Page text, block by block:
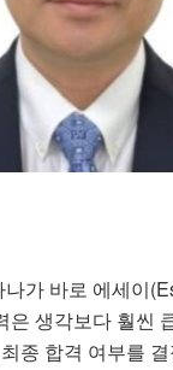
가 바로 에세이
은 생각보다 훨씬
종 합격 여부를